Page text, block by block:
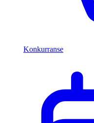
Konkurranse